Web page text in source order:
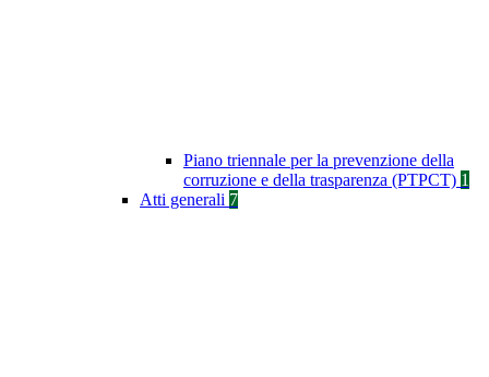
Piano triennale per la prevenzione della
corruzione e della trasparenza (PTPCT) 1
Atti generali 7